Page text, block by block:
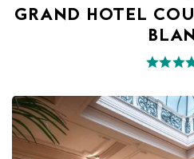
GRAND HOTEL